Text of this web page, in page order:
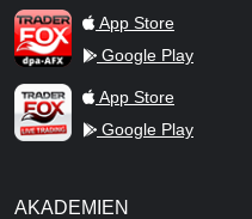
TraderFox dpa-AFX ProFeed
App Store
Google Play
TraderFox Live Trading
App Store
Google Play
AKADEMIEN